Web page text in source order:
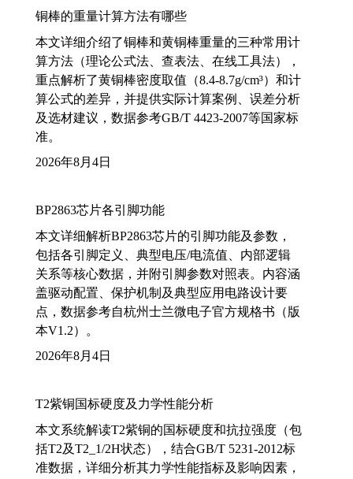
铜棒的重量计算方法有哪些
本文详细介绍了铜棒和黄铜棒重量的三种常用计
算方法（理论公式法、查表法、在线工具法），
重点解析了黄铜棒密度取值（8.4-8.7g/cm³）和计
算公式的差异，并提供实际计算案例、误差分析
及选材建议，数据参考GB/T 4423-2007等国家标
准。
2026年8月4日
BP2863芯片各引脚功能
本文详细解析BP2863芯片的引脚功能及参数，
包括各引脚定义、典型电压/电流值、内部逻辑
关系等核心数据，并附引脚参数对照表。内容涵
盖驱动配置、保护机制及典型应用电路设计要
点，数据参考自杭州士兰微电子官方规格书（版
本V1.2）。
2026年8月4日
T2紫铜国标硬度及力学性能分析
本文系统解读T2紫铜的国标硬度和抗拉强度（包
括T2及T2_1/2H状态），结合GB/T 5231-2012标
准数据，详细分析其力学性能指标及影响因素，